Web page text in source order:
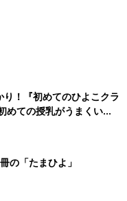
！『初めてのひよこクラ
めての授乳がうまくい
と夏のトラブル 解決テ
の「たまひよ」